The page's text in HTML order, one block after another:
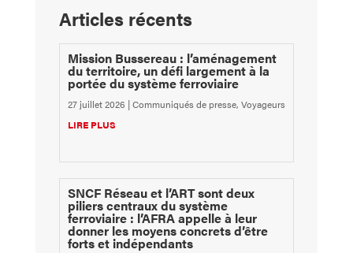
Articles récents
Mission Bussereau : l’aménagement
du territoire, un défi largement à la
portée du système ferroviaire
27 juillet 2026 |Communiqués de presse, Voyageurs
LIRE PLUS
SNCF Réseau et l’ART sont deux
piliers centraux du système
ferroviaire : l’AFRA appelle à leur
donner les moyens concrets d’être
forts et indépendants